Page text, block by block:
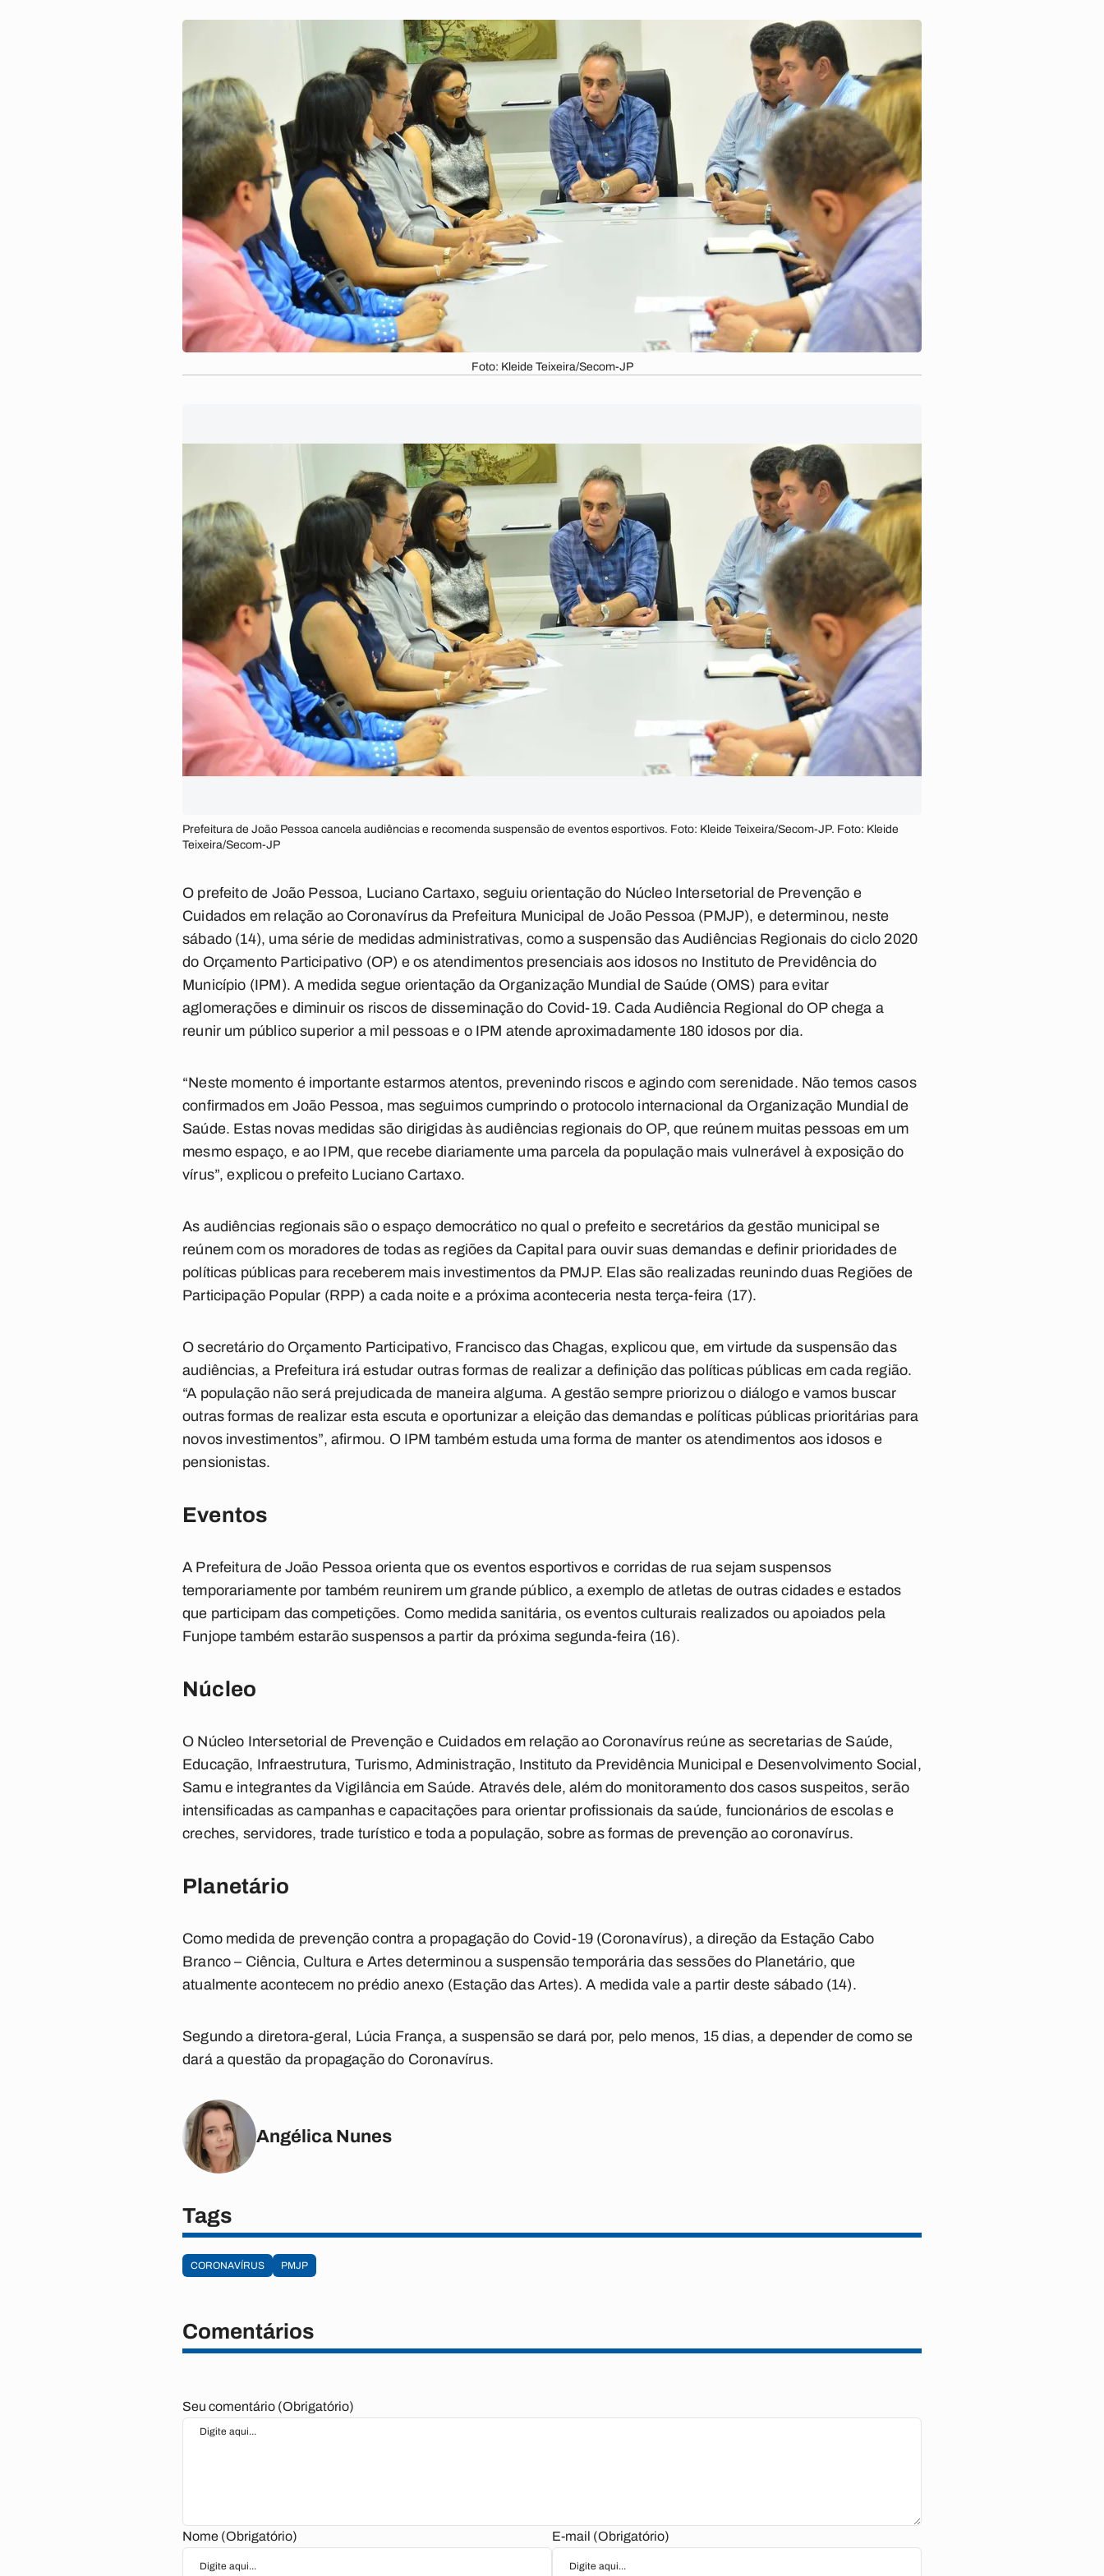
Foto: Kleide Teixeira/Secom-JP
Prefeitura de João Pessoa cancela audiências e recomenda suspensão de eventos esportivos. Foto: Kleide Teixeira/Secom-JP. Foto: Kleide
Teixeira/Secom-JP
O prefeito de João Pessoa, Luciano Cartaxo, seguiu orientação do Núcleo Intersetorial de Prevenção e
Cuidados em relação ao Coronavírus da Prefeitura Municipal de João Pessoa (PMJP), e determinou, neste
sábado (14), uma série de medidas administrativas, como a suspensão das Audiências Regionais do ciclo 2020
do Orçamento Participativo (OP) e os atendimentos presenciais aos idosos no Instituto de Previdência do
Município (IPM). A medida segue orientação da Organização Mundial de Saúde (OMS) para evitar
aglomerações e diminuir os riscos de disseminação do Covid-19. Cada Audiência Regional do OP chega a
reunir um público superior a mil pessoas e o IPM atende aproximadamente 180 idosos por dia.
“Neste momento é importante estarmos atentos, prevenindo riscos e agindo com serenidade. Não temos casos
confirmados em João Pessoa, mas seguimos cumprindo o protocolo internacional da Organização Mundial de
Saúde. Estas novas medidas são dirigidas às audiências regionais do OP, que reúnem muitas pessoas em um
mesmo espaço, e ao IPM, que recebe diariamente uma parcela da população mais vulnerável à exposição do
vírus”, explicou o prefeito Luciano Cartaxo.
As audiências regionais são o espaço democrático no qual o prefeito e secretários da gestão municipal se
reúnem com os moradores de todas as regiões da Capital para ouvir suas demandas e definir prioridades de
políticas públicas para receberem mais investimentos da PMJP. Elas são realizadas reunindo duas Regiões de
Participação Popular (RPP) a cada noite e a próxima aconteceria nesta terça-feira (17).
O secretário do Orçamento Participativo, Francisco das Chagas, explicou que, em virtude da suspensão das
audiências, a Prefeitura irá estudar outras formas de realizar a definição das políticas públicas em cada região.
“A população não será prejudicada de maneira alguma. A gestão sempre priorizou o diálogo e vamos buscar
outras formas de realizar esta escuta e oportunizar a eleição das demandas e políticas públicas prioritárias para
novos investimentos”, afirmou. O IPM também estuda uma forma de manter os atendimentos aos idosos e
pensionistas.
Eventos
A Prefeitura de João Pessoa orienta que os eventos esportivos e corridas de rua sejam suspensos
temporariamente por também reunirem um grande público, a exemplo de atletas de outras cidades e estados
que participam das competições. Como medida sanitária, os eventos culturais realizados ou apoiados pela
Funjope também estarão suspensos a partir da próxima segunda-feira (16).
Núcleo
O Núcleo Intersetorial de Prevenção e Cuidados em relação ao Coronavírus reúne as secretarias de Saúde,
Educação, Infraestrutura, Turismo, Administração, Instituto da Previdência Municipal e Desenvolvimento Social,
Samu e integrantes da Vigilância em Saúde. Através dele, além do monitoramento dos casos suspeitos, serão
intensificadas as campanhas e capacitações para orientar profissionais da saúde, funcionários de escolas e
creches, servidores, trade turístico e toda a população, sobre as formas de prevenção ao coronavírus.
Planetário
Como medida de prevenção contra a propagação do Covid-19 (Coronavírus), a direção da Estação Cabo
Branco – Ciência, Cultura e Artes determinou a suspensão temporária das sessões do Planetário, que
atualmente acontecem no prédio anexo (Estação das Artes). A medida vale a partir deste sábado (14).
Segundo a diretora-geral, Lúcia França, a suspensão se dará por, pelo menos, 15 dias, a depender de como se
dará a questão da propagação do Coronavírus.
Angélica Nunes
Tags
CORONAVÍRUS PMJP
Comentários
Seu comentário (Obrigatório)
Nome (Obrigatório) E-mail (Obrigatório)